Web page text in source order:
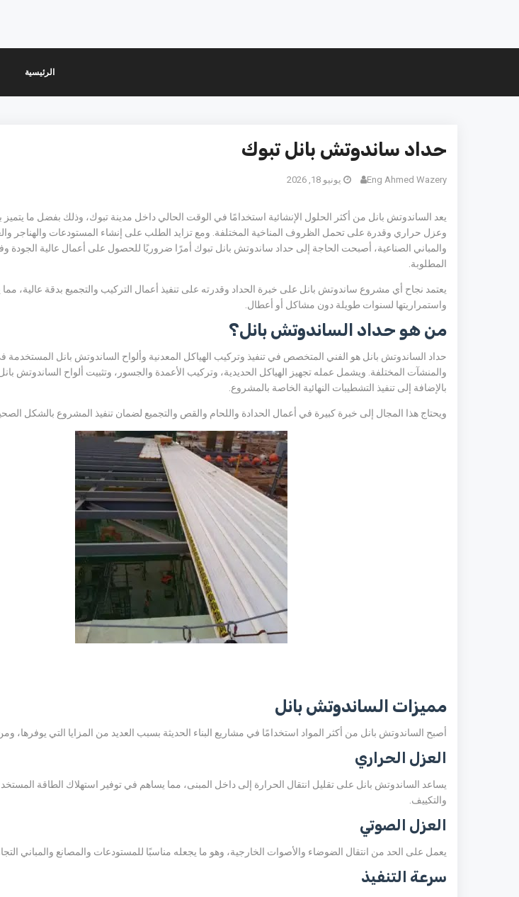
الرئيسية
حداد ساندوتش بانل تبوك
Eng Ahmed Wazery يونيو 18, 2026
يعد الساندوتش بانل من أكثر الحلول الإنشائية استخدامًا في الوقت الحالي داخل مدينة تبوك، وذلك بفضل ما يتميز
وعزل حراري وقدرة على تحمل الظروف المناخية المختلفة. ومع تزايد الطلب على إنشاء المستودعات والهناجر
والمباني الصناعية، أصبحت الحاجة إلى حداد ساندوتش بانل تبوك أمرًا ضروريًا للحصول على أعمال عالية الجودة
المطلوبة.
يعتمد نجاح أي مشروع ساندوتش بانل على خبرة الحداد وقدرته على تنفيذ أعمال التركيب والتجميع بدقة عالية،
واستمراريتها لسنوات طويلة دون مشاكل أو أعطال.
من هو حداد الساندوتش بانل؟
حداد الساندوتش بانل هو الفني المتخصص في تنفيذ وتركيب الهياكل المعدنية وألواح الساندوتش بانل المستخدمة
والمنشآت المختلفة. ويشمل عمله تجهيز الهياكل الحديدية، وتركيب الأعمدة والجسور، وتثبيت ألواح الساندوتش
بالإضافة إلى تنفيذ التشطيبات النهائية الخاصة بالمشروع.
ويحتاج هذا المجال إلى خبرة كبيرة في أعمال الحدادة واللحام والقص والتجميع لضمان تنفيذ المشروع بالشكل
مميزات الساندوتش بانل
أصبح الساندوتش بانل من أكثر المواد استخدامًا في مشاريع البناء الحديثة بسبب العديد من المزايا التي يوفرها،
العزل الحراري
يساعد الساندوتش بانل على تقليل انتقال الحرارة إلى داخل المبنى، مما يساهم في توفير استهلاك الطاقة
والتكييف.
العزل الصوتي
يعمل على الحد من انتقال الضوضاء والأصوات الخارجية، وهو ما يجعله مناسبًا للمستودعات والمصانع والمباني
سرعة التنفيذ